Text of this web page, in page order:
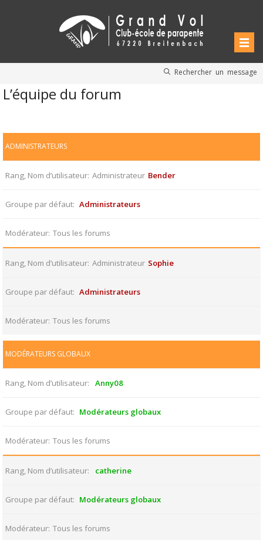
Rechercher un message
L’équipe du forum
ADMINISTRATEURS
Rang, Nom d’utilisateur Administrateur Bender
Groupe par défaut Administrateurs
Modérateur Tous les forums
Rang, Nom d’utilisateur Administrateur Sophie
Groupe par défaut Administrateurs
Modérateur Tous les forums
MODÉRATEURS GLOBAUX
Rang, Nom d’utilisateur Anny08
Groupe par défaut Modérateurs globaux
Modérateur Tous les forums
Rang, Nom d’utilisateur catherine
Groupe par défaut Modérateurs globaux
Modérateur Tous les forums